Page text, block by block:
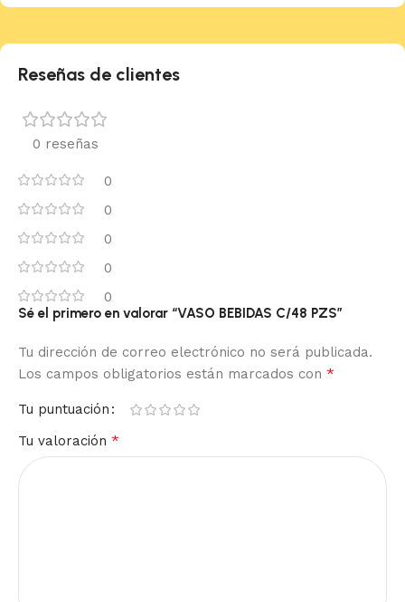
Reseñas de clientes
0 reseñas
0
0
0
0
0
Sé el primero en valorar “VASO BEBIDAS C/48 PZS”
Tu dirección de correo electrónico no será publicada.
Los campos obligatorios están marcados con *
Tu puntuación
Tu valoración *